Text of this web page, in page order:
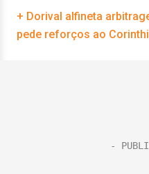
+ Dorival alfineta
pede reforços ao